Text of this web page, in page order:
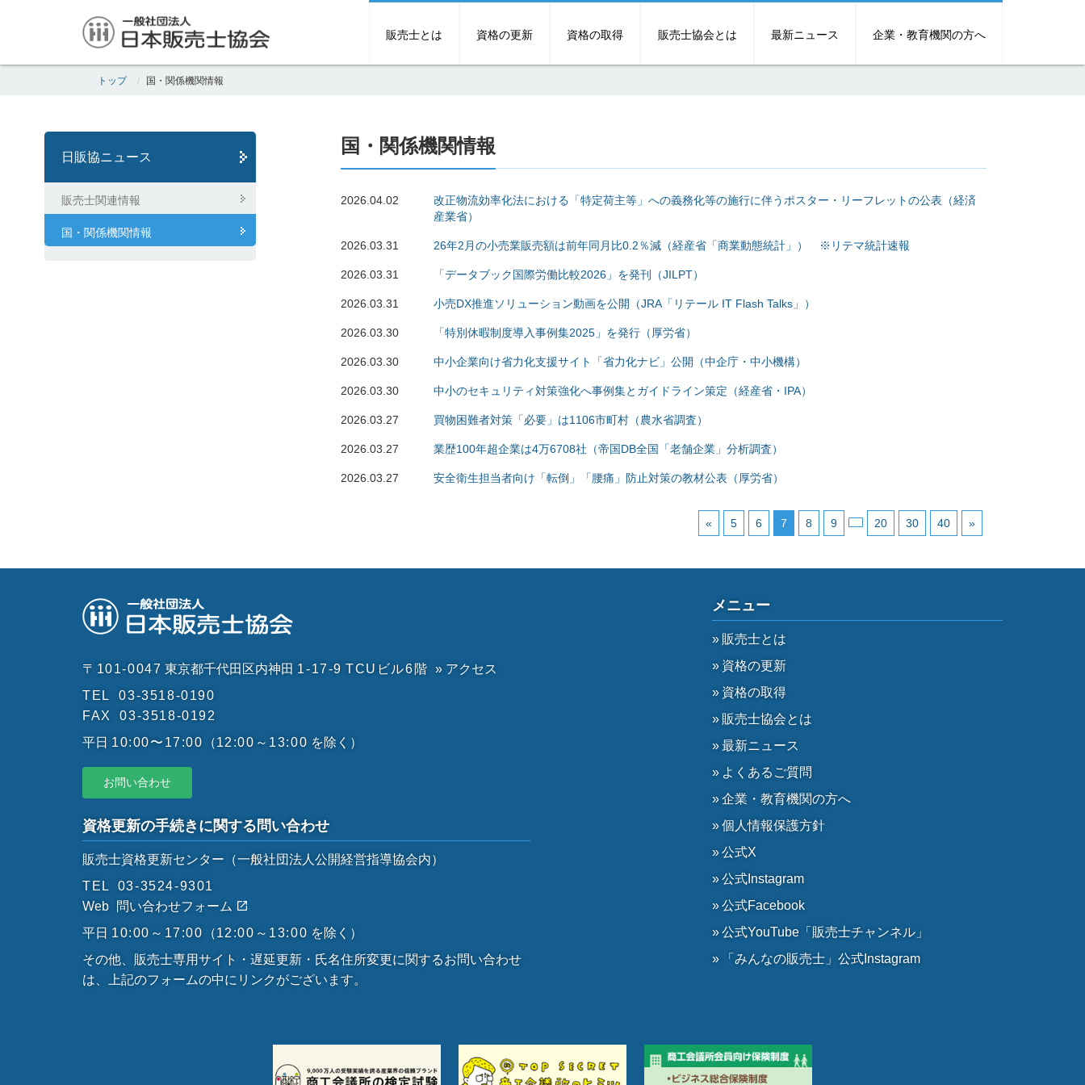
販売士とは 資格の更新 資格の取得 販売士協会とは 最新ニュース 企業・教育機関の方へ
トップ 国・関係機関情報
国・関係機関情報
2026.04.02
改正物流効率化法における「特定荷主等」への義務化等の施行に伴うポスター・リーフレットの公表（経済
産業省）
2026.03.31 26年2月の小売業販売額は前年同月比0.2％減（経産省「商業動態統計」） ※リテマ統計速報
2026.03.31 「データブック国際労働比較2026」を発刊（JILPT）
2026.03.31 小売DX推進ソリューション動画を公開（JRA「リテール IT Flash Talks」）
2026.03.30 「特別休暇制度導入事例集2025」を発行（厚労省）
2026.03.30 中小企業向け省力化支援サイト「省力化ナビ」公開（中企庁・中小機構）
2026.03.30 中小のセキュリティ対策強化へ事例集とガイドライン策定（経産省・IPA）
2026.03.27 買物困難者対策「必要」は1106市町村（農水省調査）
2026.03.27 業歴100年超企業は4万6708社（帝国DB全国「老舗企業」分析調査）
2026.03.27 安全衛生担当者向け「転倒」「腰痛」防止対策の教材公表（厚労省）
« 5 6 7 8 9 20 30 40 »
日販協ニュース
販売士関連情報
国・関係機関情報
〒101-0047 東京都千代田区内神田 1-17-9 TCUビル6階
» アクセス
TEL
03-3518-0190
FAX
03-3518-0192
平日 10:00〜17:00 （12:00～13:00 を除く）
お問い合わせ
資格更新の手続きに関する問い合わせ
販売士資格更新センター （一般社団法人公開経営指導協会内）
TEL
03-3524-9301
Web
問い合わせフォーム
平日 10:00～17:00 （12:00～13:00 を除く）
その他、販売士専用サイト・遅延更新・氏名住所変更に関するお問い合わせ
は、上記のフォームの中にリンクがございます。
メニュー
販売士とは
資格の更新
資格の取得
販売士協会とは
最新ニュース
よくあるご質問
企業・教育機関の方へ
個人情報保護方針
公式X
公式Instagram
公式Facebook
公式YouTube「販売士チャンネル」
「みんなの販売士」公式Instagram